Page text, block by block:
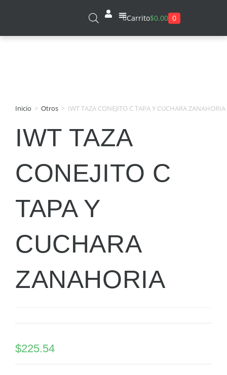
Carrito$0.00 0
Inicio > Otros > IWT TAZA CONEJITO C TAPA Y CUCHARA ZANAHORIA
IWT TAZA
CONEJITO C
TAPA Y
CUCHARA
ZANAHORIA
$225.54